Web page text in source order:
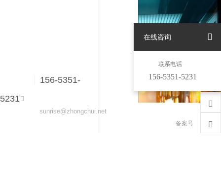
156-5351-
5231
sunrise@zhongchui.net
备案号
在线咨询
联系电话
156-5351-5231